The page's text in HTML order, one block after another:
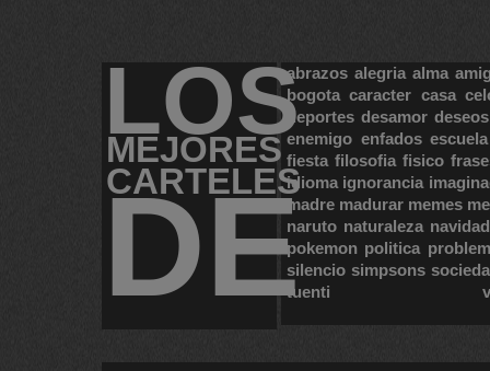
LOS
MEJORES
CARTELES
DE
abrazos alegria alma
bogota caracter casa
deportes desamor deseos
enemigo enfados escuela
fiesta filosofia fisico
idioma ignorancia
madre madurar memes
naruto naturaleza navidad
pokemon politica
silencio simpsons
tuenti